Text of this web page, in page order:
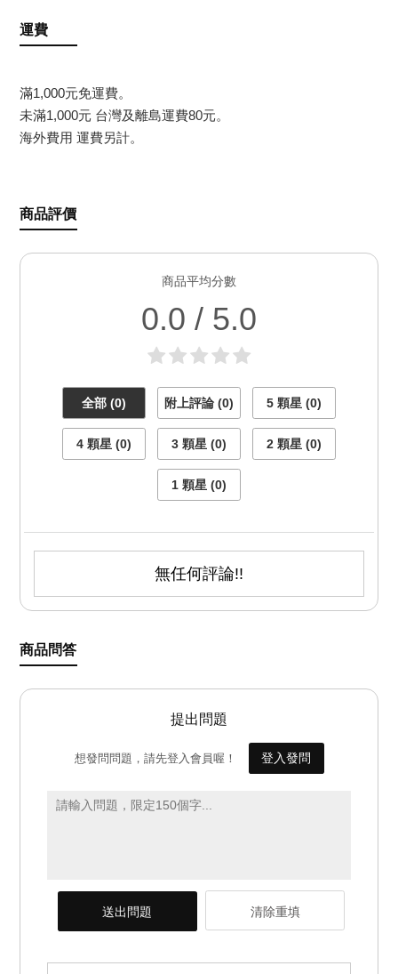
運費
滿1,000元免運費。
未滿1,000元 台灣及離島運費80元。
海外費用 運費另計。
商品評價
商品平均分數
0.0 / 5.0
全部 (0) 附上評論 (0) 5 顆星 (0)
4 顆星 (0) 3 顆星 (0) 2 顆星 (0)
1 顆星 (0)
無任何評論!!
商品問答
提出問題
想發問問題，請先登入會員喔！ 登入發問
送出問題 清除重填